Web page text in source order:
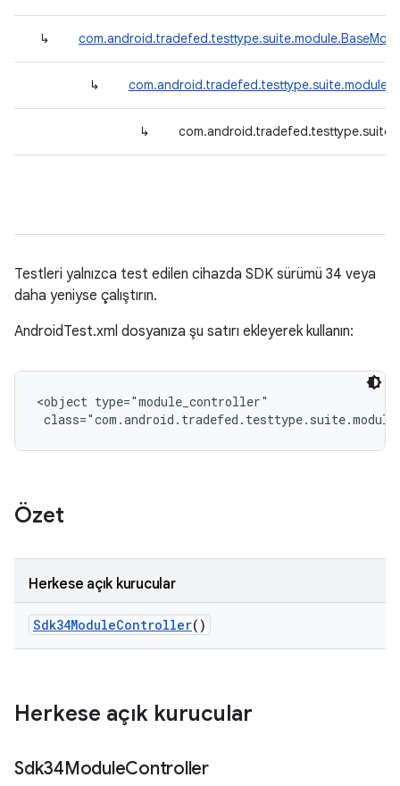
↳
↳
↳
Testleri yalnızca test edilen cihazda SDK sürümü 34 veya
daha yeniyse çalıştırın.
AndroidTest.xml dosyanıza şu satırı ekleyerek kullanın:
<object type="module_controller"
Özet
Herkese açık kurucular
Sdk34ModuleController()
Herkese açık kurucular
Sdk34ModuleController